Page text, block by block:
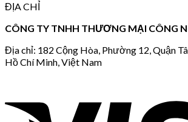
ĐỊA CHỈ
CÔNG TY TNHH THƯƠNG MẠI CÔNG
Địa chỉ: 182 Cộng Hòa, Phường 12, Quận
Hồ Chí Minh, Việt Nam